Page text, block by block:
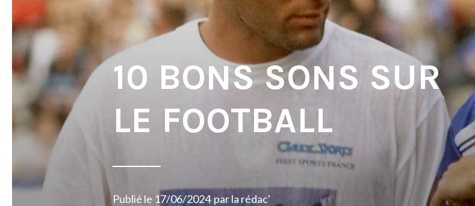
10 BONS SONS SUR
LE FOOTBALL
Publié le 17/06/2024 parla rédac'